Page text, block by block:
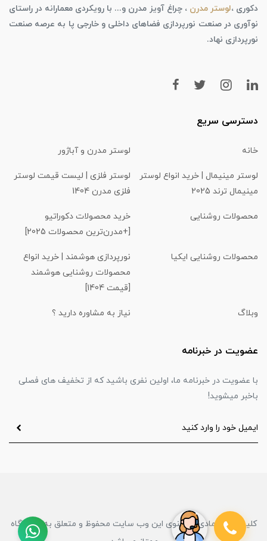
دکوری ،لوستر مدرن ، چراغ آویز مدرن و... با رویکردی معمارانه در راستای
نوآوری در صنعت نورپردازی فضاهای داخلی و خارجی پا به عرصه صنعت
نورپردازی نهاد.
دسترسی سریع
خانه لوستر مدرن و آباژور
لوستر مینیمال | خرید انواع لوستر
مینیمال ترند 2025
لوستر فلزی | لیست قیمت لوستر
فلزی مدرن 1404
محصولات روشنایی
خرید محصولات دکوراتیو
[+مدرن‌ترین محصولات 2025]
محصولات روشنایی ایکیا
نورپردازی هوشمند | خرید انواع
محصولات روشنایی هوشمند
[قیمت 1404]
وبلاگ نیاز به مشاوره دارید ؟
عضویت در خبرنامه
با عضویت در خبرنامه ما، اولین نفری باشید که از تخفیف های فصلی
باخبر میشوید!
کلیه حقوق مادی و معنوی این وب سایت محفوظ و متعلق به فروشگاه